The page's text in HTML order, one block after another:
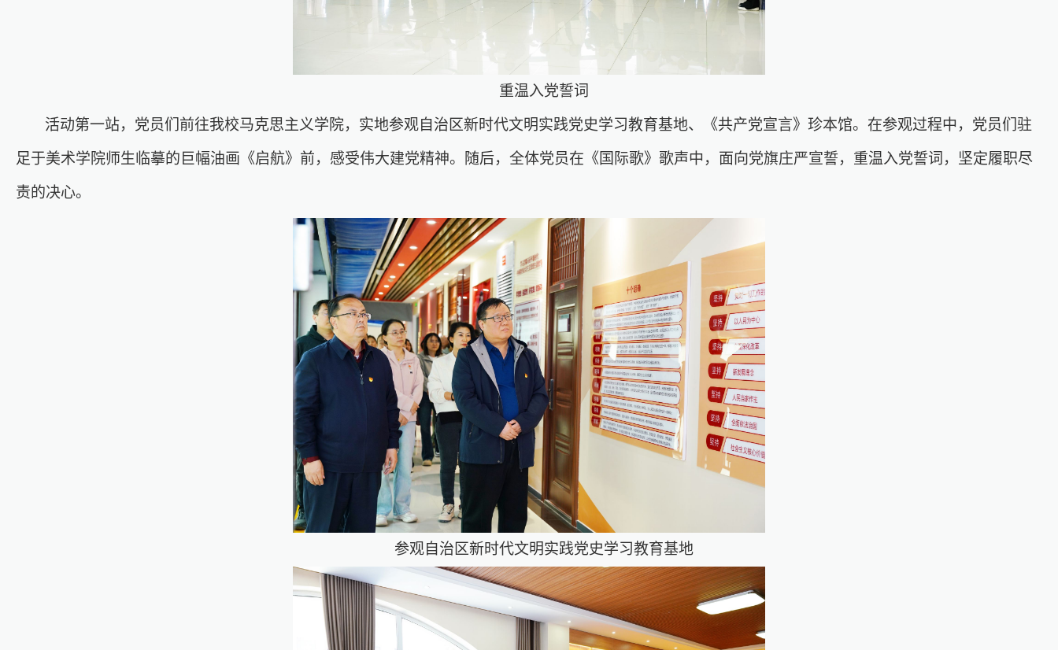
重温入党誓词
活动第一站，党员们前往我校马克思主义学院，实地参观自治区新时代文明实践党史学习教育基地、《共产党宣言》珍本馆。在参观过程中，党员们驻
足于美术学院师生临摹的巨幅油画《启航》前，感受伟大建党精神。随后，全体党员在《国际歌》歌声中，面向党旗庄严宣誓，重温入党誓词，坚定履职尽
责的决心。
参观自治区新时代文明实践党史学习教育基地